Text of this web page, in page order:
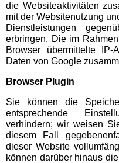
Erlebnisberg Sternrodt
LEGOLAND Discovery
Centre Oberhausen
Sea Life Oberhausen
Zoo Duisburg
die Websiteaktivitäten
mit der Websitenutzung
Dienstleistungen
erbringen. Die im
Browser übermittelte
Daten von Google
Browser Plugin
Sie können die
entsprechende
verhindern; wir weisen
diesem Fall
dieser Website
können darüber hinaus